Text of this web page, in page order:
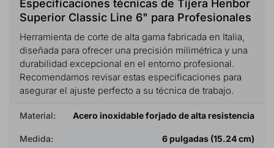
Especificaciones técnicas de Tijera Henbor
Superior Classic Line 6" para Profesionales
Herramienta de corte de alta gama fabricada en Italia,
diseñada para ofrecer una precisión milimétrica y una
durabilidad excepcional en el entorno profesional.
Recomendamos revisar estas especificaciones para
asegurar el ajuste perfecto a su técnica de trabajo.
Material: Acero inoxidable forjado de alta resistencia
Medida: 6 pulgadas (15.24 cm)